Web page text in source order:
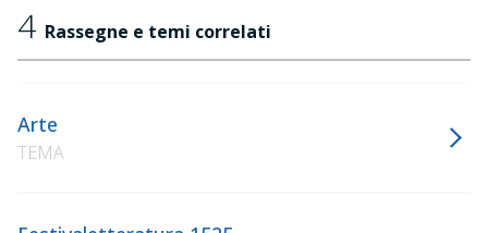
4 Rassegne e temi correlati
Arte
TEMA